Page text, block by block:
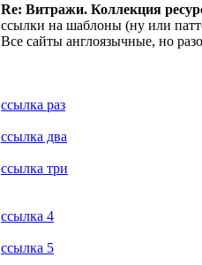
Re: Витражи. Коллекция
ссылки на шаблоны (ну или
Все сайты англоязычные, но
ссылка раз
ссылка два
ссылка три
ссылка 4
ссылка 5